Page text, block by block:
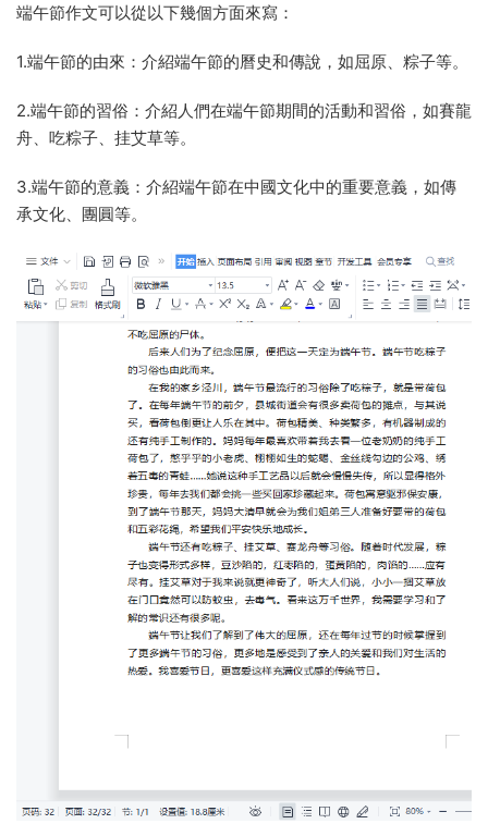
端午節作文可以從以下幾個方面來寫：
1.端午節的由來：介紹端午節的曆史和傳說，如屈原、粽子等。
2.端午節的習俗：介紹人們在端午節期間的活動和習俗，如賽龍
舟、吃粽子、挂艾草等。
3.端午節的意義：介紹端午節在中國文化中的重要意義，如傳
承文化、團圓等。